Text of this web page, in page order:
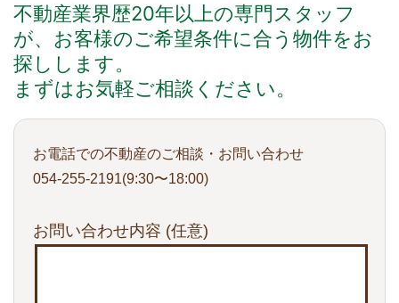
不動産業界歴20年以上の専門スタッフ
が、お客様のご希望条件に合う物件をお
探しします。
まずはお気軽ご相談ください。
お電話での不動産のご相談・お問い合わせ
054-255-2191(9:30〜18:00)
お問い合わせ内容 (任意)